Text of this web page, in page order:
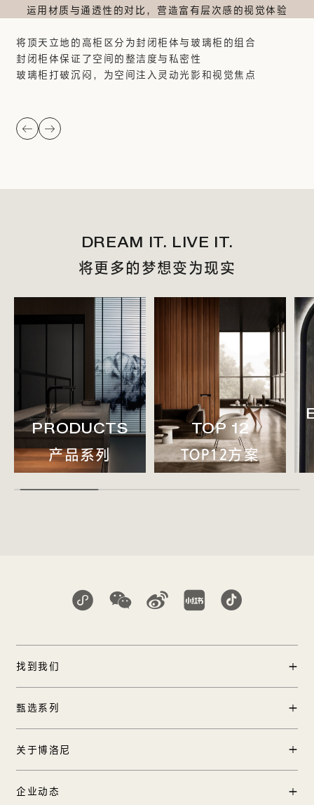
运用材质与通透性的对比，营造富有层次感的视觉体验
将顶天立地的高柜区分为封闭柜体与玻璃柜的组合
封闭柜体保证了空间的整洁度与私密性
玻璃柜打破沉闷，为空间注入灵动光影和视觉焦点
DREAM IT. LIVE IT.
将更多的梦想变为现实
PRODUCTS
产品系列
TOP 12
TOP12方案
找到我们
门店查询
中国区加盟
工程合作
甄选系列
实景案例
TOP 12方案
关于博洛尼
企业动态